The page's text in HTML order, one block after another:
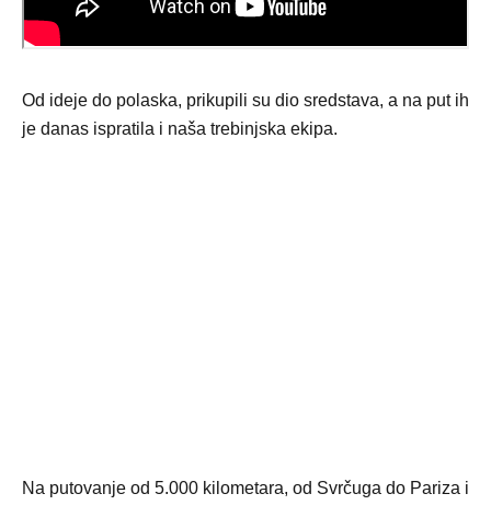
Od ideje do polaska, prikupili su dio sredstava, a na put ih
je danas ispratila i naša trebinjska ekipa.
Na putovanje od 5.000 kilometara, od Svrčuga do Pariza i